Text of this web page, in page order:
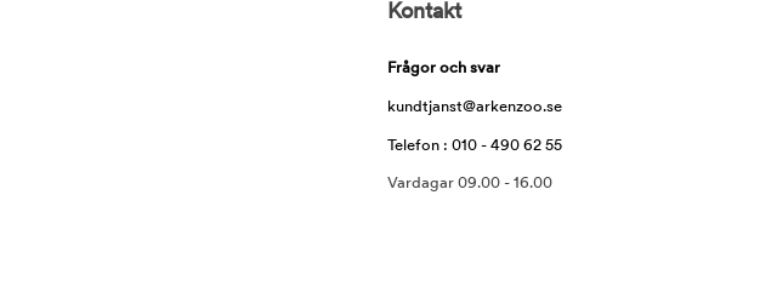
Kontakt
Frågor och svar
kundtjanst@arkenzoo.se
Telefon : 010 - 490 62 55
Vardagar 09.00 - 16.00